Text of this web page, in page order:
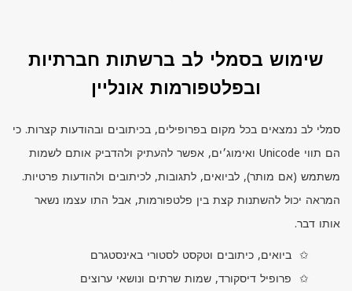
שימוש בסמלי לב ברשתות חברתיות
ובפלטפורמות אונליין
סמלי לב נמצאים בכל מקום בפרופילים, בכיתובים ובהודעות קצרות. כי
הם תווי Unicode ואימוג׳ים, אפשר להעתיק ולהדביק אותם לשמות
משתמש (אם מותר), לביואים, לתגובות, לכיתובים ולהודעות פרטיות.
המראה יכול להשתנות קצת בין פלטפורמות, אבל התו עצמו נשאר
אותו דבר.
ביואים, כיתובים וטקסט לסטורי באינסטגרם
פרופיל דיסקורד, שמות שרתים ונושאי ערוצים